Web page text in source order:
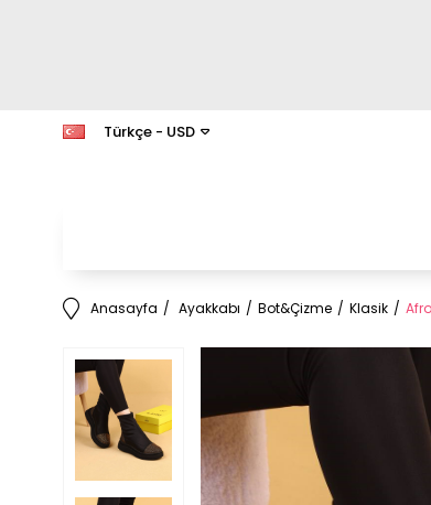
Türkçe - USD
Anasayfa Ayakkabı Bot&Çizme Klasik